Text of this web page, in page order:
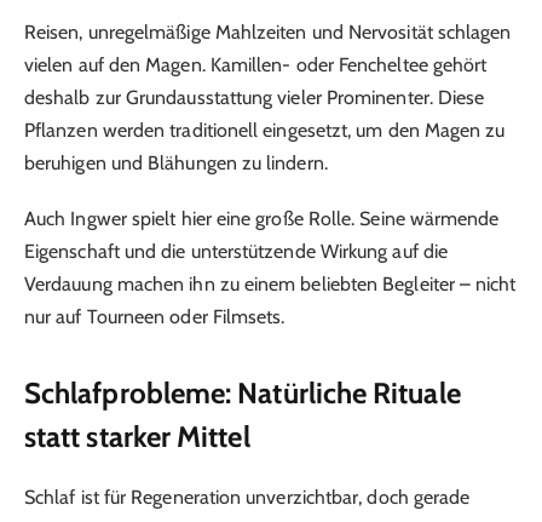
Reisen, unregelmäßige Mahlzeiten und Nervosität schlagen
vielen auf den Magen. Kamillen- oder Fencheltee gehört
deshalb zur Grundausstattung vieler Prominenter. Diese
Pflanzen werden traditionell eingesetzt, um den Magen zu
beruhigen und Blähungen zu lindern.
Auch Ingwer spielt hier eine große Rolle. Seine wärmende
Eigenschaft und die unterstützende Wirkung auf die
Verdauung machen ihn zu einem beliebten Begleiter – nicht
nur auf Tourneen oder Filmsets.
Schlafprobleme: Natürliche Rituale
statt starker Mittel
Schlaf ist für Regeneration unverzichtbar, doch gerade